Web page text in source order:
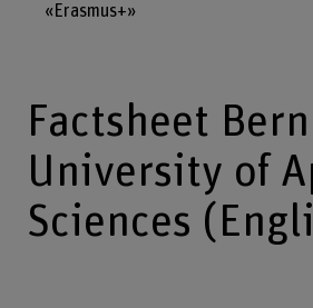
«Erasmus+»
Factsheet Bern
University of
Sciences